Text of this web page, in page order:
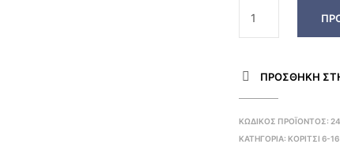
ΠΡΌΣΘΉΚΗ
ΚΩΔΙΚΌΣ ΠΡΟΪΌΝΤΟΣ:
ΚΑΤΗΓΟΡΊΑ:ΚΟΡΙΤΣΙ 6-